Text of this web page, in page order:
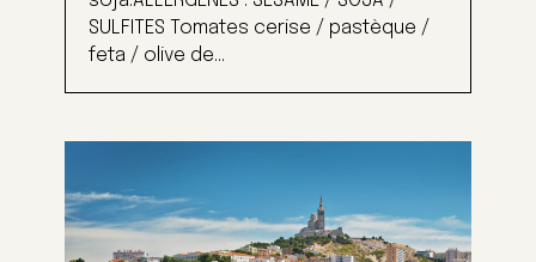
SULFITES Tomates cerise / pastèque /
feta / olive de...